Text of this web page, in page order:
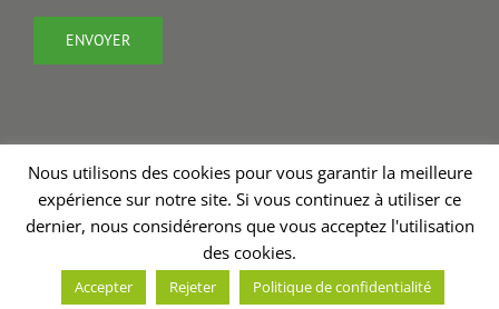
Copyright 2018 - Notre Basse-Cour® | Création site internet
| Graphisme Valérie Burel
| Stratégie de
communication - rédactionAnnabelle Nevoux
Nous utilisons des cookies pour vous garantir la meilleure
expérience sur notre site. Si vous continuez à utiliser ce
dernier, nous considérerons que vous acceptez l'utilisation
des cookies.
Accepter Rejeter Politique de confidentialité